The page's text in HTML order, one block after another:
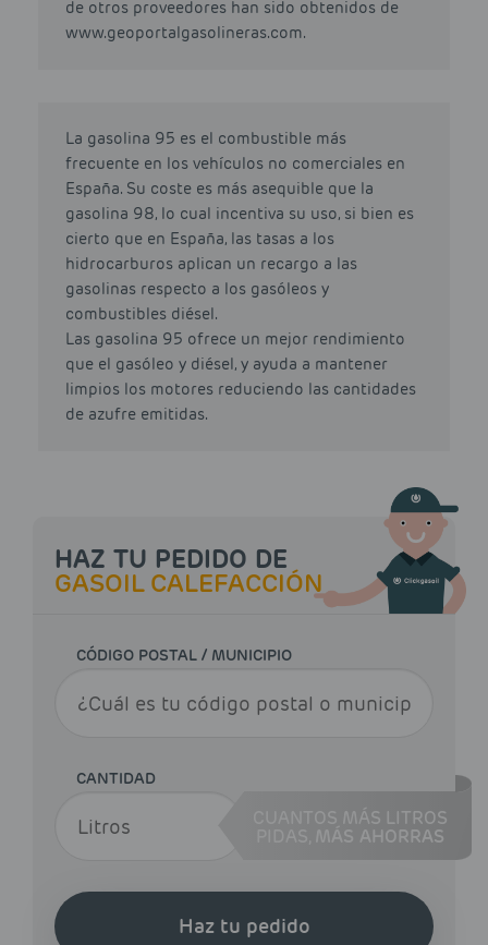
de otros proveedores han sido obtenidos de
www.geoportalgasolineras.com.
La gasolina 95 es el combustible más
frecuente en los vehículos no comerciales en
España. Su coste es más asequible que la
gasolina 98, lo cual incentiva su uso, si bien es
cierto que en España, las tasas a los
hidrocarburos aplican un recargo a las
gasolinas respecto a los gasóleos y
combustibles diésel.
Las gasolina 95 ofrece un mejor rendimiento
que el gasóleo y diésel, y ayuda a mantener
limpios los motores reduciendo las cantidades
de azufre emitidas.
HAZ TU PEDIDO DE
GASOIL CALEFACCIÓN
CÓDIGO POSTAL / MUNICIPIO
CANTIDAD
CUANTOS MÁS LITROS
MÁS AHORRAS
Haz tu pedido